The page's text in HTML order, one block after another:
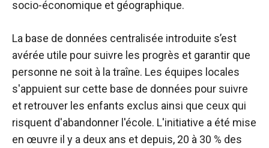
socio-économique et géographique.
La base de données centralisée introduite s’est
avérée utile pour suivre les progrès et garantir que
personne ne soit à la traîne. Les équipes locales
s'appuient sur cette base de données pour suivre
et retrouver les enfants exclus ainsi que ceux qui
risquent d'abandonner l'école. L'initiative a été mise
en œuvre il y a deux ans et depuis, 20 à 30 % des